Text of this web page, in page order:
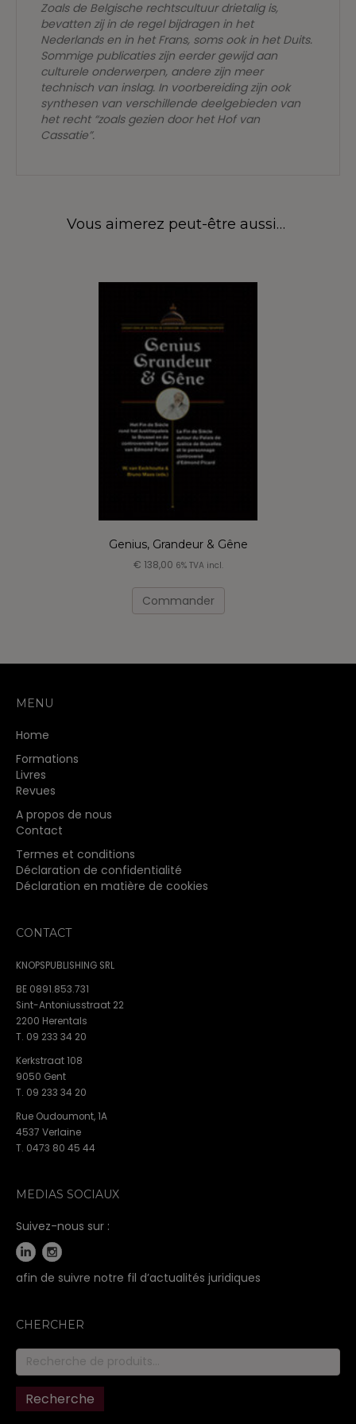
Zoals de Belgische rechtscultuur drietalig is,
bevatten zij in de regel bijdragen in het
Nederlands en in het Frans, soms ook in het Duits.
Sommige publicaties zijn eerder gewijd aan
culturele onderwerpen, andere zijn meer
technisch van inslag. In voorbereiding zijn ook
synthesen van verschillende deelgebieden van
het recht “zoals gezien door het Hof van
Cassatie”.
Vous aimerez peut-être aussi…
Genius, Grandeur & Gêne
€ 138,00 6% TVA incl.
Commander
MENU
Home
Formations
Livres
Revues
A propos de nous
Contact
Termes et conditions
Déclaration de confidentialité
Déclaration en matière de cookies
CONTACT
KNOPSPUBLISHING SRL
BE 0891.853.731
Sint-Antoniusstraat 22
2200 Herentals
T. 09 233 34 20
Kerkstraat 108
9050 Gent
T. 09 233 34 20
Rue Oudoumont, 1A
4537 Verlaine
T. 0473 80 45 44
MEDIAS SOCIAUX
Suivez-nous sur :
afin de suivre notre fil d’actualités juridiques
CHERCHER
Recherche
pour :
Recherche